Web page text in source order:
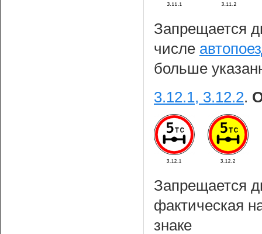
Запрещается
числе
больше
3.12.1, 3.12.2.
Запрещается
фактическая
знаке